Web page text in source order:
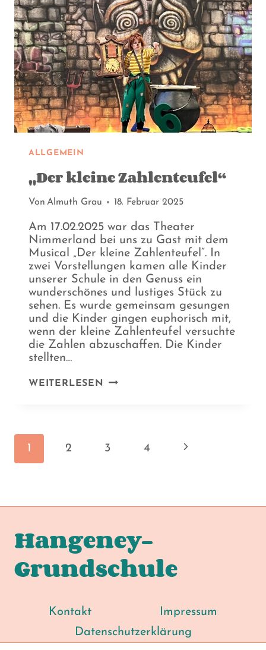
ALLGEMEIN
„Der kleine Zahlenteufel“
Von Almuth Grau 18. Februar 2025
Am 17.02.2025 war das Theater
Nimmerland bei uns zu Gast mit dem
Musical „Der kleine Zahlenteufel“. In
zwei Vorstellungen kamen alle Kinder
unserer Schule in den Genuss ein
wunderschönes und lustiges Stück zu
sehen. Es wurde gemeinsam gesungen
und die Kinder gingen euphorisch mit,
wenn der kleine Zahlenteufel versuchte
die Zahlen abzuschaffen. Die Kinder
stellten…
WEITERLESEN
„DER
1 2 3 4 Nächste
Hangeney-
Grundschule
Kontakt
Impressum
Datenschutzerklärung